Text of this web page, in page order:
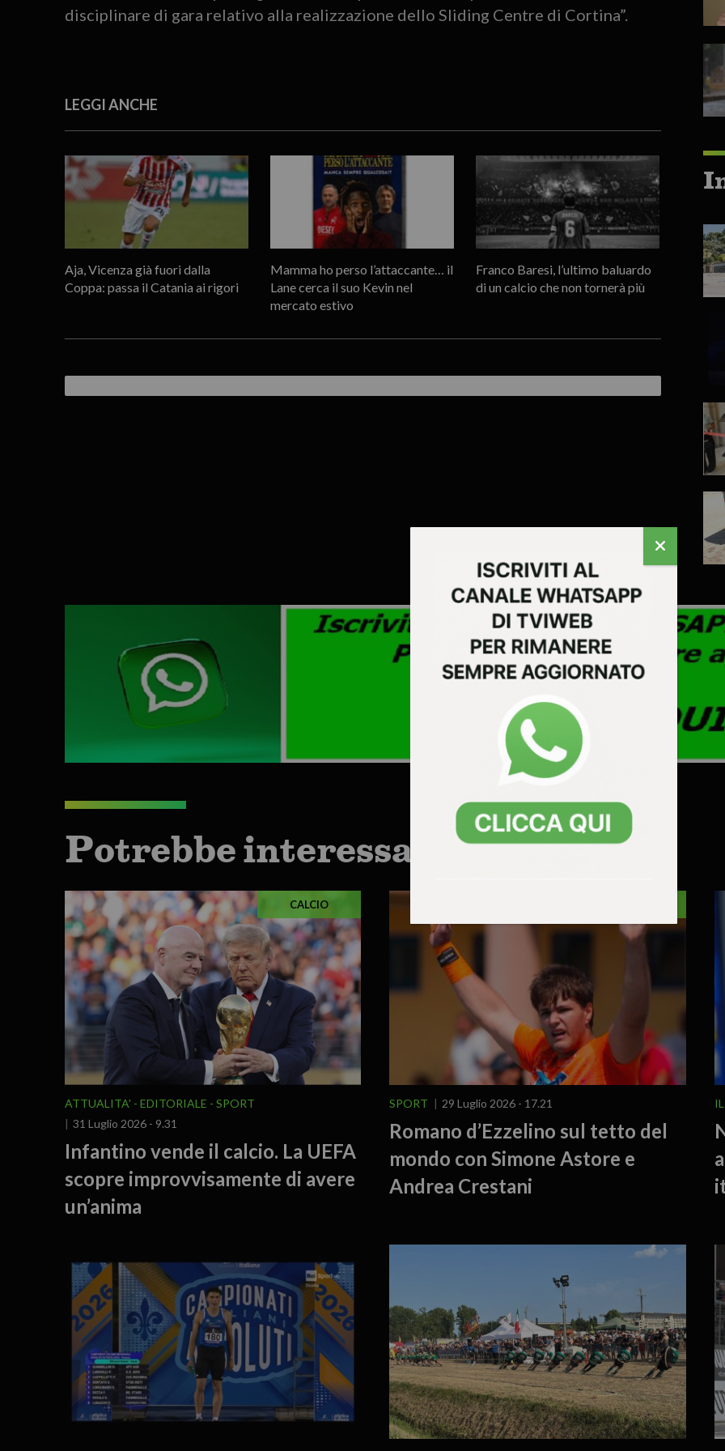
disciplinare di gara relativo alla realizzazione dello Sliding Centre di Cortina”.
LEGGI ANCHE
Aja, Vicenza già fuori dalla
Coppa: passa il Catania ai rigori
Mamma ho perso l’attaccante… il
Lane cerca il suo Kevin nel
mercato estivo
Franco Baresi, l’ultimo baluardo
di un calcio che non tornerà più
Potrebbe interessarti anche:
CALCIO
ATTUALITA' EDITORIALE
SPORT
31 Luglio 2026 - 9.31
Infantino vende il calcio. La UEFA
scopre improvvisamente di avere
un’anima
SPORT 29 Luglio 2026 - 17.21
Romano d’Ezzelino sul tetto del
mondo con Simone Astore e
Andrea Crestani